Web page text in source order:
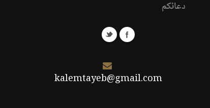
دعائكم
kalemtayeb@gmail.com